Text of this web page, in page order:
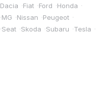
Dacia ·Fiat ·Ford ·Honda ·
·MG ·Nissan ·Peugeot ·
·Seat ·Skoda ·Subaru ·Tesla ·